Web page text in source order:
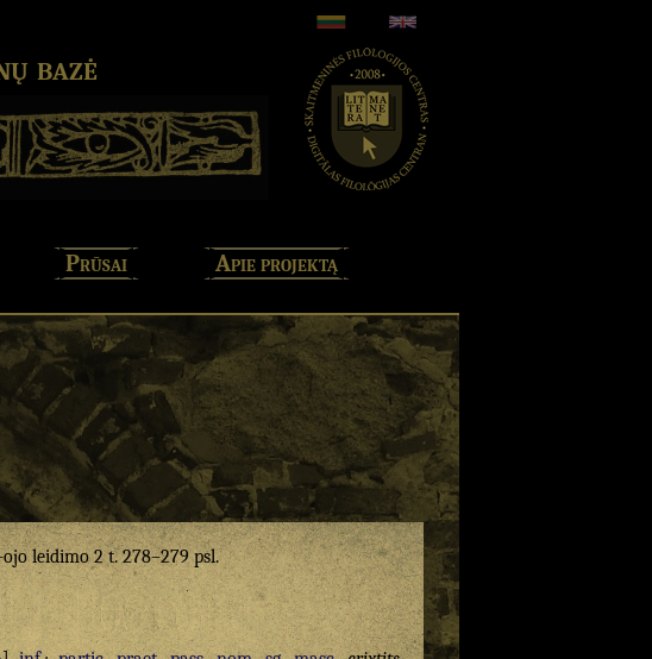
bazė
Prūsai Apie projektą
ojo leidimo 2 t. 278–279 psl.